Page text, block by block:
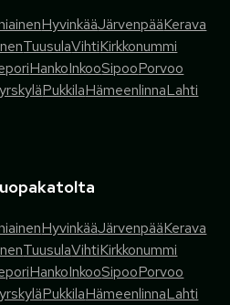
HyvinkääJärvenpääKerava
TuusulaVihtiKirkkonummi
HankoInkooSipooPorvoo
PukkilaHämeenlinnaLahti
HyvinkääJärvenpääKerava
TuusulaVihtiKirkkonummi
HankoInkooSipooPorvoo
PukkilaHämeenlinnaLahti